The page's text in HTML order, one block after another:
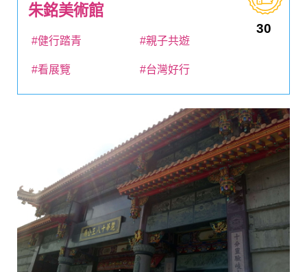
朱銘美術館
30
#健行踏青 #親子共遊
#看展覽 #台灣好行